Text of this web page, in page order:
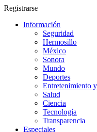
Registrarse
Información
Seguridad
Hermosillo
México
Sonora
Mundo
Deportes
Entretenimiento
Salud
Ciencia
Tecnología
Transparencia
Especiales